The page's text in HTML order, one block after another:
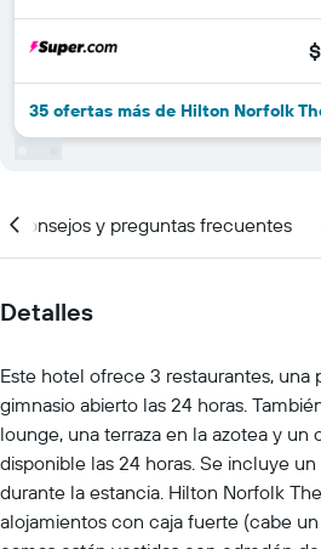
35 ofertas más de Hilton Norfolk
Consejos y preguntas frecuentes
Detalles
Este hotel ofrece 3 restaurantes, una
gimnasio abierto las 24 horas.
lounge, una terraza en la azotea y
disponible las 24 horas. Se incluye
durante la estancia. Hilton Norfolk
alojamientos con caja fuerte (cabe